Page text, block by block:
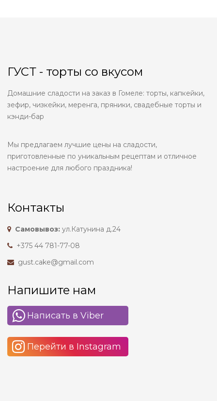
ГУСТ - торты со вкусом
Домашние сладости на заказ в Гомеле: торты, капкейки,
зефир, чизкейки, меренга, пряники, свадебные торты и
кэнди-бар
Мы предлагаем лучшие цены на сладости,
приготовленные по уникальным рецептам и отличное
настроение для любого праздника!
Контакты
Самовывоз: ул.Катунина д.24
+375 44 781-77-08
gust.cake@gmail.com
Напишите нам
Написать в Viber
Перейти в Instagram